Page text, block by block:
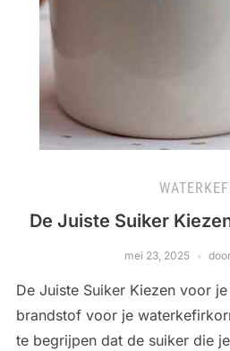
De Juiste Suiker
mei 23, 2025 door
De Juiste Suiker Kiezen voor
brandstof voor je
te begrijpen dat de suiker die